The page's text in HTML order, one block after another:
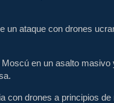
un ataque con drones
en un asalto
con drones a principios